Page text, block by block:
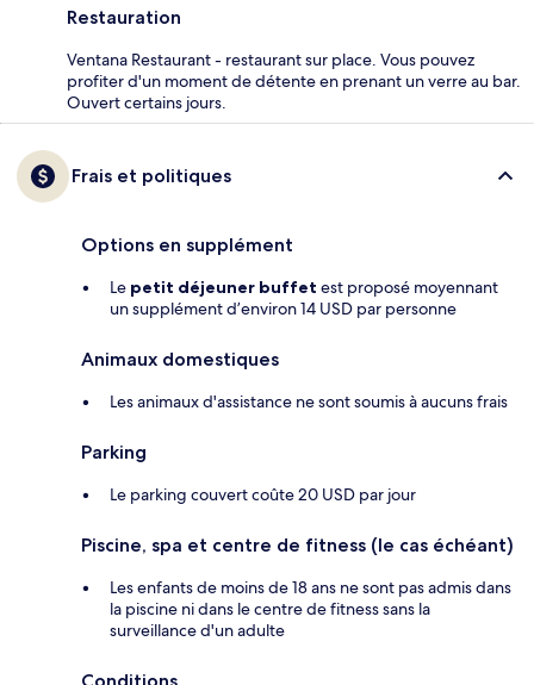
Restauration
Ventana Restaurant - restaurant sur place. Vous pouvez
profiter d'un moment de détente en prenant un verre au bar.
Ouvert certains jours.
Frais et politiques
Options en supplément
Le petit déjeuner buffet est proposé moyennant
un supplément d’environ 14 USD par personne
Animaux domestiques
Les animaux d'assistance ne sont soumis à aucuns frais
Parking
Le parking couvert coûte 20 USD par jour
Piscine, spa et centre de fitness (le cas échéant)
Les enfants de moins de 18 ans ne sont pas admis dans
la piscine ni dans le centre de fitness sans la
surveillance d'un adulte